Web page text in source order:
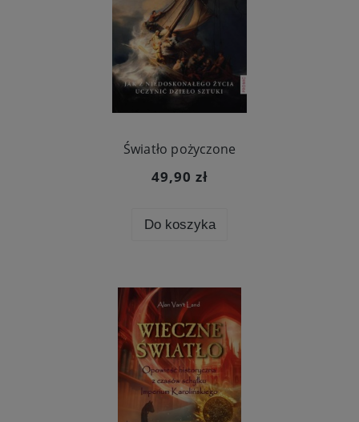
Światło pożyczone
49,90 zł
Do koszyka